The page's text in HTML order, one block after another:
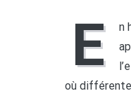
E
n
où